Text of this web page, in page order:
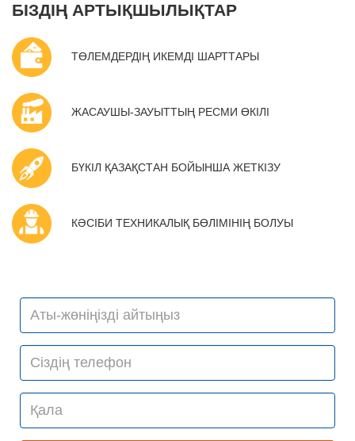
БІЗДІҢ АРТЫҚШЫЛЫҚТАР
ТӨЛЕМДЕРДІҢ ИКЕМДІ ШАРТТАРЫ
ЖАСАУШЫ-ЗАУЫТТЫҢ РЕСМИ ӨКІЛІ
БҮКІЛ ҚАЗАҚСТАН БОЙЫНША ЖЕТКІЗУ
КӘСІБИ ТЕХНИКАЛЫҚ БӨЛІМІНІҢ БОЛУЫ